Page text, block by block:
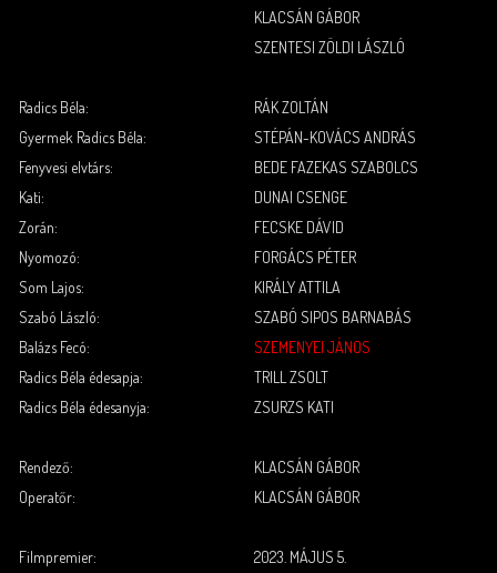
KLACSÁN GÁBOR
SZENTESI ZÖLDI LÁSZLÓ
Radics Béla:
RÁK ZOLTÁN
Gyermek Radics Béla:
STÉPÁN-KOVÁCS ANDRÁS
Fenyvesi elvtárs:
BEDE FAZEKAS SZABOLCS
Kati:
DUNAI CSENGE
Zorán:
FECSKE DÁVID
Nyomozó:
FORGÁCS PÉTER
Som Lajos:
KIRÁLY ATTILA
Szabó László:
SZABÓ SIPOS BARNABÁS
Balázs Fecó:
SZEMENYEI JÁNOS
Radics Béla édesapja:
TRILL ZSOLT
Radics Béla édesanyja:
ZSURZS KATI
Rendező:
KLACSÁN GÁBOR
Operatőr:
KLACSÁN GÁBOR
Filmpremier:
2023. MÁJUS 5.